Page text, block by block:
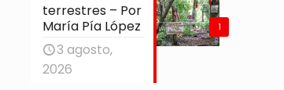
1
terrestres – Por
María Pía López
3 agosto,
2026